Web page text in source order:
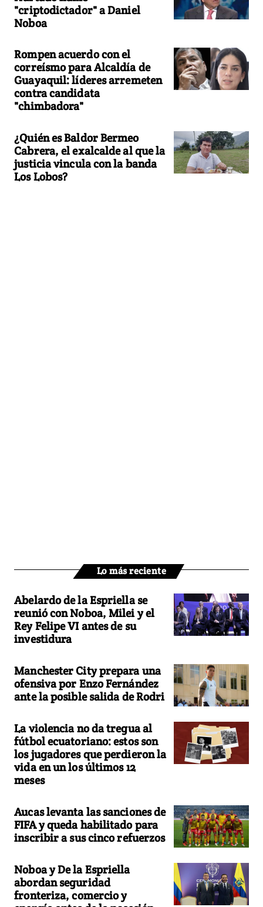
"criptodictador" a Daniel
Noboa
Rompen acuerdo con el
correísmo para Alcaldía de
Guayaquil: líderes arremeten
contra candidata
"chimbadora"
¿Quién es Baldor Bermeo
Cabrera, el exalcalde al que la
justicia vincula con la banda
Los Lobos?
Lo más reciente
Abelardo de la Espriella se
reunió con Noboa, Milei y el
Rey Felipe VI antes de su
investidura
Manchester City prepara una
ofensiva por Enzo Fernández
ante la posible salida de Rodri
La violencia no da tregua al
fútbol ecuatoriano: estos son
los jugadores que perdieron la
vida en un los últimos 12
meses
Aucas levanta las sanciones de
FIFA y queda habilitado para
inscribir a sus cinco refuerzos
Noboa y De la Espriella
abordan seguridad
fronteriza, comercio y